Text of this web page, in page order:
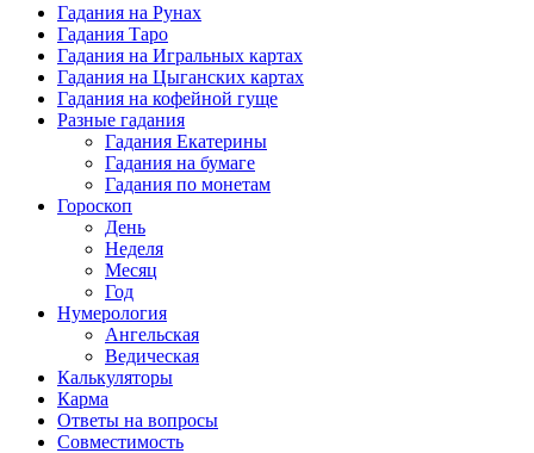
Гадания на Рунах
Гадания Таро
Гадания на Игральных картах
Гадания на Цыганских картах
Гадания на кофейной гуще
Разные гадания
Гадания Екатерины
Гадания на бумаге
Гадания по монетам
Гороскоп
День
Неделя
Месяц
Год
Нумерология
Ангельская
Ведическая
Калькуляторы
Карма
Ответы на вопросы
Совместимость